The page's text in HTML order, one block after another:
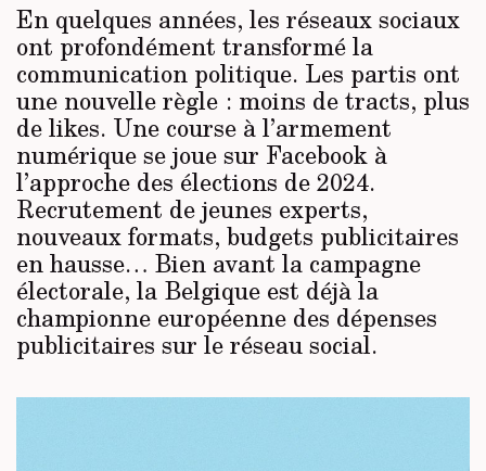
En quelques années, les réseaux sociaux
ont profondément transformé la
communication politique. Les partis ont
une nouvelle règle : moins de tracts, plus
de likes. Une course à l’armement
numérique se joue sur Facebook à
l’approche des élections de 2024.
Recrutement de jeunes experts,
nouveaux formats, budgets publicitaires
en hausse… Bien avant la campagne
électorale, la Belgique est déjà la
championne européenne des dépenses
publicitaires sur le réseau social.